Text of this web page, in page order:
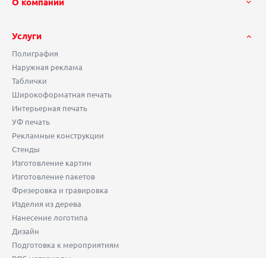
Услуги
Полиграфия
Наружная реклама
Таблички
Широкоформатная печать
Интерьерная печать
УФ печать
Рекламные конструкции
Стенды
Изготовление картин
Изготовление пакетов
Фрезеровка и гравировка
Изделия из дерева
Нанесение логотипа
Дизайн
Подготовка к мероприятиям